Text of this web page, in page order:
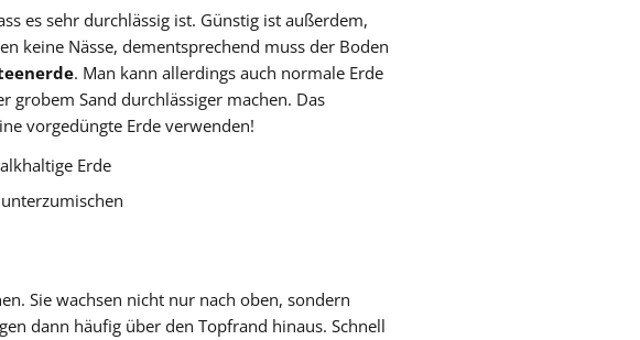
es sehr durchlässig ist. Günstig ist außerdem,
keine Nässe, dementsprechend muss der Boden
. Man kann allerdings auch normale Erde
Sand durchlässiger machen. Das
vorgedüngte Erde verwenden!
Erde
Sie wachsen nicht nur nach oben, sondern
dann häufig über den Topfrand hinaus. Schnell